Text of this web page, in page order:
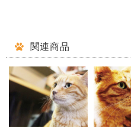
関連商品